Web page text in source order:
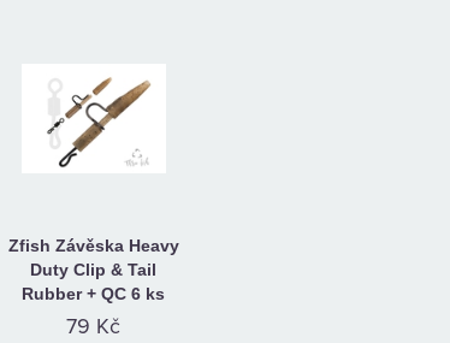
Zfish Závěska Heavy
Duty Clip & Tail
Rubber + QC 6 ks
79 Kč